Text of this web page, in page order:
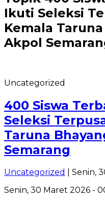
Ikuti Seleksi
Kemala
Akpol
Uncategorized
400 Siswa
Seleksi
Taruna
Semarang
Uncategorized
| Senin,
Senin, 30 Maret 2026 -